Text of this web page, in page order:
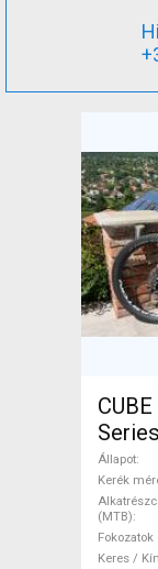
Állapot
Kerék
(MTB)
Fokozatok
Keres /